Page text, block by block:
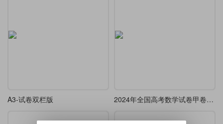
A3-试卷双栏版 2024年全国高考数学试卷甲卷文科